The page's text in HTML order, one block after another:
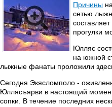
Причины
сетью
прогулки
Юлляс
на южной
лыжные фанаты проложили
Сегодня Экясломполо -
Юллясъярви в настоящий
сопки. В течение последних